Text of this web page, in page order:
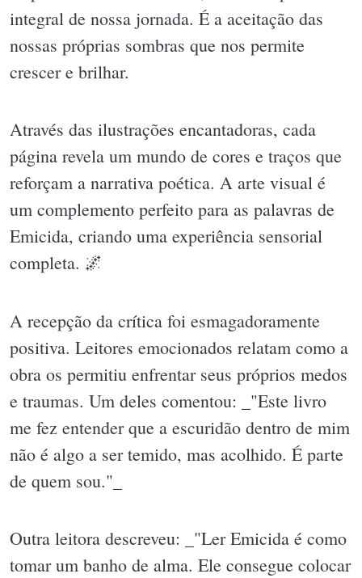
integral de nossa jornada. É a aceitação das
nossas próprias sombras que nos permite
crescer e brilhar.
Através das ilustrações encantadoras, cada
página revela um mundo de cores e traços que
reforçam a narrativa poética. A arte visual é
um complemento perfeito para as palavras de
Emicida, criando uma experiência sensorial
completa. 🌌
A recepção da crítica foi esmagadoramente
positiva. Leitores emocionados relatam como a
obra os permitiu enfrentar seus próprios medos
e traumas. Um deles comentou: _"Este livro
me fez entender que a escuridão dentro de mim
não é algo a ser temido, mas acolhido. É parte
de quem sou."_
Outra leitora descreveu: _"Ler Emicida é como
tomar um banho de alma. Ele consegue colocar